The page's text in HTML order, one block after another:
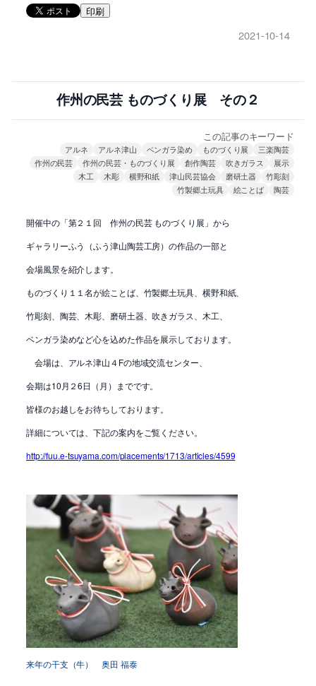
印刷
2021-10-14
作州の民芸 ものづくり展 その２
この記事のキーワード
アルネ アルネ津山 ベンガラ染め ものづくり展
三楽陶芸
作州の民芸
作州の民芸・ものづくり展 創作陶芸 吹きガラス
展示
木工
木彫 横野和紙 津山民芸協会 磨研土器
竹彫刻
竹製郷土玩具
絵ことば 陶芸
開催中の「第２１回 作州の民芸 ものづくり展」から
ギャラリーふう（ふう津山陶芸工房）の作品の一部と
会場風景を紹介します。
ものづくり１１名が絵ことば、竹製郷土玩具、横野和紙、
竹彫刻、陶芸、木彫、磨研土器、吹きガラス、木工、
ベンガラ染めなど心を込めた作品を展示しております。
会場は、アルネ津山４Fの地域交流センター、
会期は10月２6日（月）までです。
皆様のお越しをお待ちしております。
詳細については、下記の案内をご覧ください。
http://fuu.e-tsuyama.com/placements/1713/articles/4599
来年の干支（牛） 奥田 福泰